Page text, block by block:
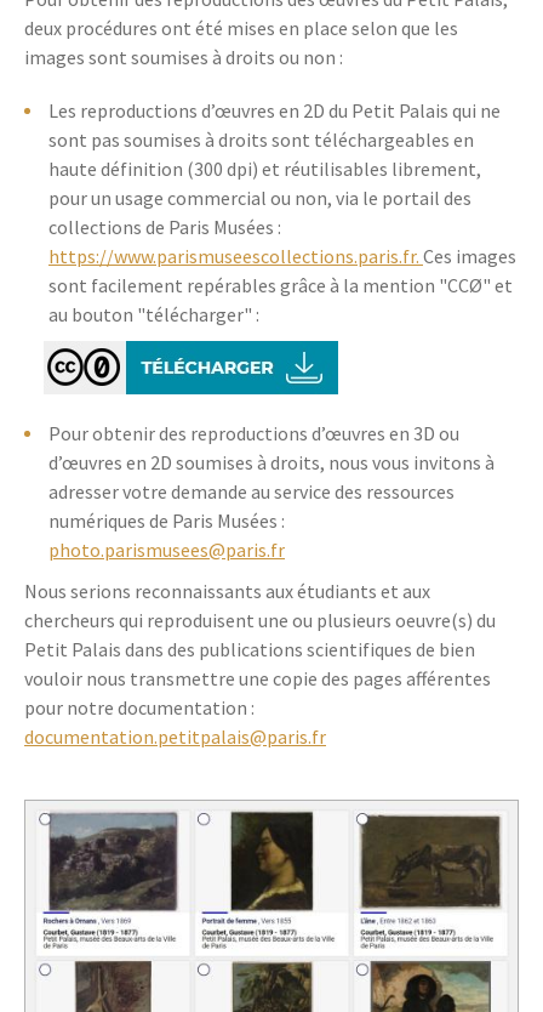
deux procédures ont été mises en place selon que les
images sont soumises à droits ou non :
Les reproductions d’œuvres en 2D du Petit Palais qui ne
sont pas soumises à droits sont téléchargeables en
haute définition (300 dpi) et réutilisables librement,
pour un usage commercial ou non, via le portail des
collections de Paris Musées :
https://www.parismuseescollections.paris.fr. Ces images
sont facilement repérables grâce à la mention "CCØ" et
au bouton "télécharger" :
Pour obtenir des reproductions d’œuvres en 3D ou
d’œuvres en 2D soumises à droits, nous vous invitons à
adresser votre demande au service des ressources
numériques de Paris Musées :
photo.parismusees@paris.fr
Nous serions reconnaissants aux étudiants et aux
chercheurs qui reproduisent une ou plusieurs oeuvre(s) du
Petit Palais dans des publications scientifiques de bien
vouloir nous transmettre une copie des pages afférentes
pour notre documentation :
documentation.petitpalais@paris.fr